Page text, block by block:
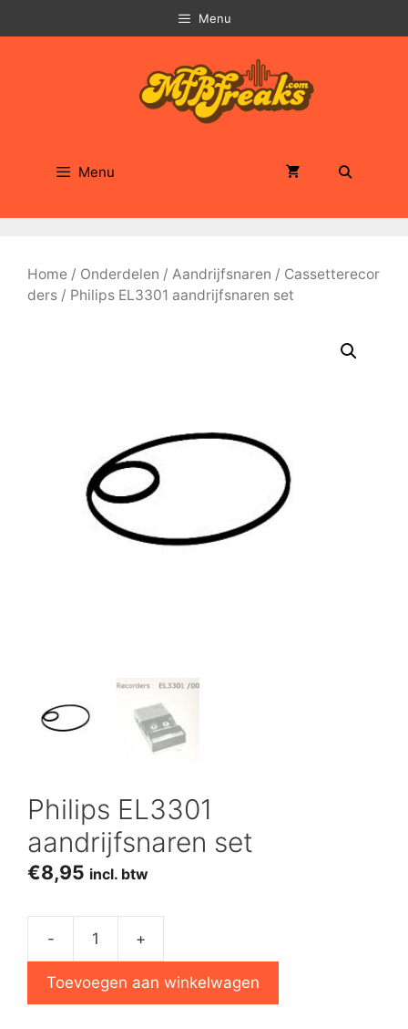
naar
Menu
Menu
Home / Onderdelen / Aandrijfsnaren / Cassetterecor
ders / Philips EL3301 aandrijfsnaren set
Philips EL3301
aandrijfsnaren set
€8,95 incl. btw
-
aandrijfsnaren
+
Toevoegen aan winkelwagen